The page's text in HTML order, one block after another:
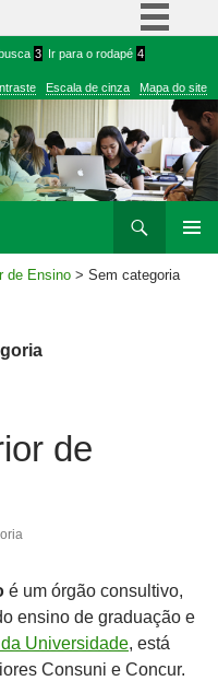
Simplifique!
Comunica BR
Participe
Acesso à informação
Legislação
3 Ir para o rodapé 4
Escala de cinza Mapa do site
de Ensino > Sem categoria
de
é um órgão consultivo,
ensino de graduação e
Universidade, está
Consuni e Concur.